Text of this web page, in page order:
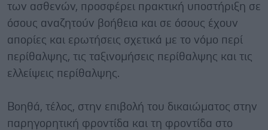
των ασθενών, προσφέρει πρακτική υποστήριξη σε
όσους αναζητούν βοήθεια και σε όσους έχουν
απορίες και ερωτήσεις σχετικά με το νόμο περί
περίθαλψης, τις ταξινομήσεις περίθαλψης και τις
ελλείψεις περίθαλψης.
Βοηθά, τέλος, στην επιβολή του δικαιώματος στην
παρηγορητική φροντίδα και τη φροντίδα στο